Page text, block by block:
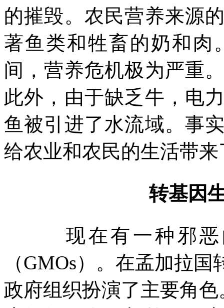
的摧毁。农民营养来源
著鱼类和牲畜的奶和肉
间，营养危机极为严重
此外，由于缺乏牛，电
鱼被引进了水流域。事
给农业和农民的生活带
转基因
现在有一种邪
（GMOs）。在孟加拉国
政府组织扮演了主要角